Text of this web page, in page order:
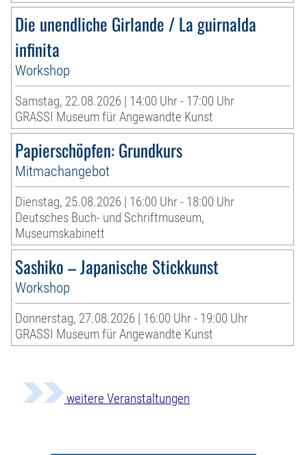
Die unendliche Girlande / La guirnalda
infinita
Workshop
Samstag, 22.08.2026 | 14:00 Uhr - 17:00 Uhr
GRASSI Museum für Angewandte Kunst
Papierschöpfen: Grundkurs
Mitmachangebot
Dienstag, 25.08.2026 | 16:00 Uhr - 18:00 Uhr
Deutsches Buch- und Schriftmuseum,
Museumskabinett
Sashiko – Japanische Stickkunst
Workshop
Donnerstag, 27.08.2026 | 16:00 Uhr - 19:00 Uhr
GRASSI Museum für Angewandte Kunst
weitere Veranstaltungen